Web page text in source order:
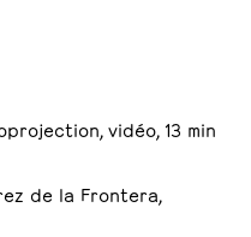
vidéo, 13 min
de la Frontera,